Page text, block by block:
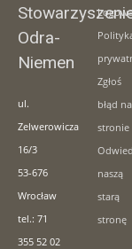
Odra-
Niemen
ul.
Zelwerowicza
16/3
53-676
Wrocław
tel.: 71
355 52 02
Zgłoś
błąd na
stronie
naszą
starą
stronę